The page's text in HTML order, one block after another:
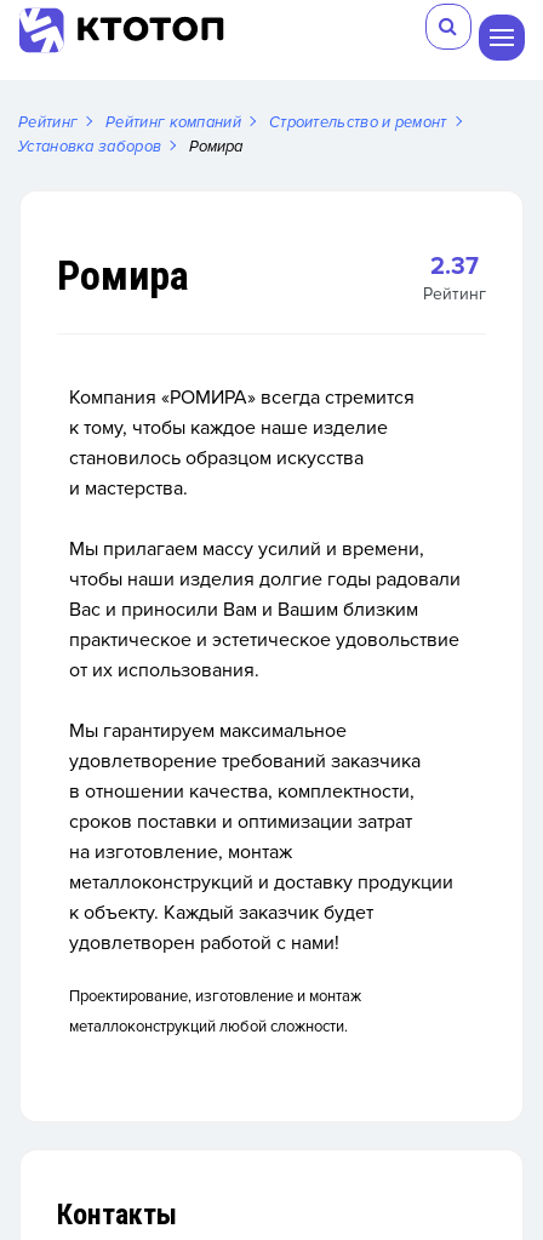
Рейтинг Рейтинг компаний
Строительство и ремонт
Установка заборов
Ромира
Ромира 2.37
Рейтинг
Компания «РОМИРА» всегда стремится
к тому, чтобы каждое наше изделие
становилось образцом искусства
и мастерства.
Мы прилагаем массу усилий и времени,
чтобы наши изделия долгие годы радовали
Вас и приносили Вам и Вашим близким
практическое и эстетическое удовольствие
от их использования.
Мы гарантируем максимальное
удовлетворение требований заказчика
в отношении качества, комплектности,
сроков поставки и оптимизации затрат
на изготовление, монтаж
металлоконструкций и доставку продукции
к объекту. Каждый заказчик будет
удовлетворен работой с нами!
Проектирование, изготовление и монтаж
металлоконструкций любой сложности.
Контакты